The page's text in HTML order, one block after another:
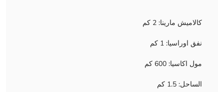
كالاميش مارينا: 2 كم
نفق اوراسيا: 1 كم
مول اكاسيا: 600 كم
الساحل: 1.5 كم